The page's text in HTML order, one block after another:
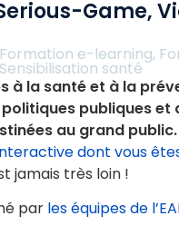
Game,
Formation e-learning,
Sensibilisation santé
à la santé et à la
publiques et
au grand public.
dont vous
jamais très loin !
par les équipes de